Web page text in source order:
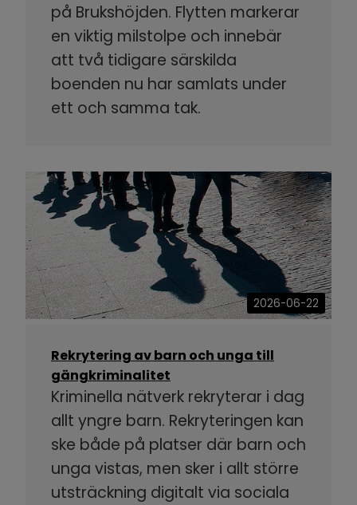
på Brukshöjden. Flytten markerar
en viktig milstolpe och innebär
att två tidigare särskilda
boenden nu har samlats under
ett och samma tak.
2026-06-22
Rekrytering av barn och unga till
gängkriminalitet
Kriminella nätverk rekryterar i dag
allt yngre barn. Rekryteringen kan
ske både på platser där barn och
unga vistas, men sker i allt större
utsträckning digitalt via sociala